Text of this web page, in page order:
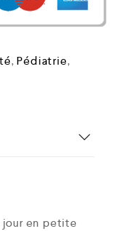
, Pédiatrie,
jour en petite